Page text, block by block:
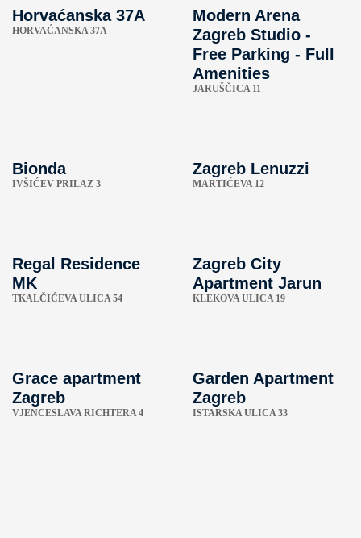
Horvaćanska 37A
HORVAĆANSKA 37A
Modern Arena
Zagreb Studio -
Free Parking - Full
Amenities
JARUŠČICA 11
Bionda
IVŠIĆEV PRILAZ 3
Zagreb Lenuzzi
MARTIĆEVA 12
Regal Residence
MK
TKALČIĆEVA ULICA 54
Zagreb City
Apartment Jarun
KLEKOVA ULICA 19
Grace apartment
Zagreb
VJENCESLAVA RICHTERA 4
Garden Apartment
Zagreb
ISTARSKA ULICA 33